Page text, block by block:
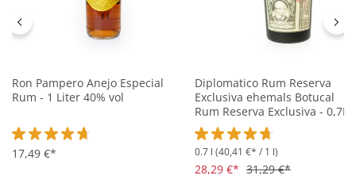
Ron Pampero Anejo Especial
Rum - 1 Liter 40% vol
Durchschnittliche Bewertung von 4.6 von 5 Sternen
17,49 €*
Diplomatico Rum Reserva
Exclusiva ehemals Botucal
Rum Reserva Exclusiva - 0,7L
40% vol
Durchschnittliche
0.7 l (40,41 €* / 1 l)
28,29 €* 31,29 €*